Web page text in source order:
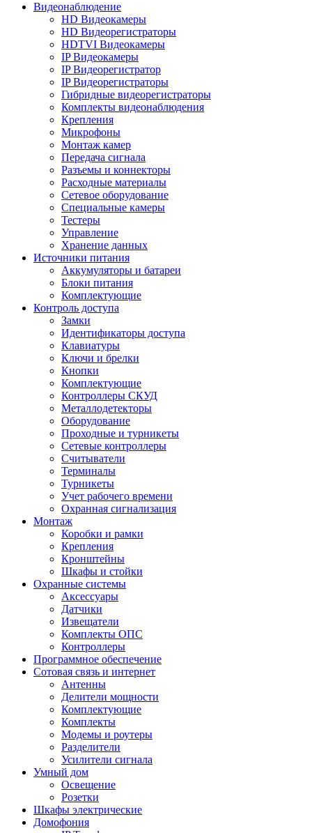
Видеонаблюдение
HD Видеокамеры
HD Видеорегистраторы
HDTVI Видеокамеры
IP Видеокамеры
IP Видеорегистратор
IP Видеорегистраторы
Гибридные видеорегистраторы
Комплекты видеонаблюдения
Крепления
Микрофоны
Монтаж камер
Передача сигнала
Разъемы и коннекторы
Расходные материалы
Сетевое оборудование
Специальные камеры
Тестеры
Управление
Хранение данных
Источники питания
Аккумуляторы и батареи
Блоки питания
Комплектующие
Контроль доступа
Замки
Идентификаторы доступа
Клавиатуры
Ключи и брелки
Кнопки
Комплектующие
Контроллеры СКУД
Металлодетекторы
Оборудование
Проходные и турникеты
Сетевые контроллеры
Считыватели
Терминалы
Турникеты
Учет рабочего времени
Охранная сигнализация
Монтаж
Коробки и рамки
Крепления
Кронштейны
Шкафы и стойки
Охранные системы
Аксессуары
Датчики
Извещатели
Комплекты ОПС
Контроллеры
Программное обеспечение
Сотовая связь и интернет
Антенны
Делители мощности
Комплектующие
Комплекты
Модемы и роутеры
Разделители
Усилители сигнала
Умный дом
Освещение
Розетки
Шкафы электрические
Домофония